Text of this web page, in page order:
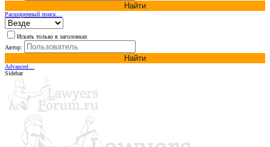
Найти
Расширенный поиск…
Искать только в заголовках
Автор:
Найти
Advanced…
Sidebar